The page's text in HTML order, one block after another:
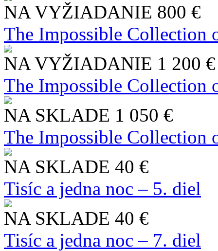
NA VYŽIADANIE 800 €
The Impossible Collection
NA VYŽIADANIE 1 200 €
The Impossible Collection
NA SKLADE 1 050 €
The Impossible Collection
NA SKLADE 40 €
Tisíc a jedna noc – 5. diel
NA SKLADE 40 €
Tisíc a jedna noc – 7. diel